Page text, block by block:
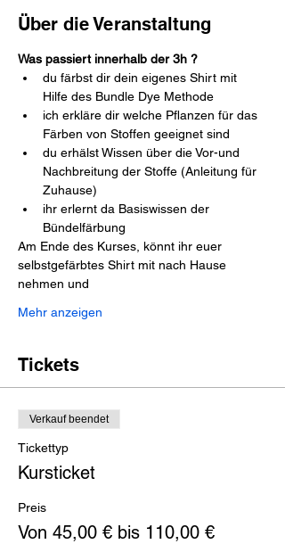
Über die Veranstaltung
Was passiert innerhalb der 3h ?
du färbst dir dein eigenes Shirt mit
Hilfe des Bundle Dye Methode
ich erkläre dir welche Pflanzen für das
Färben von Stoffen geeignet sind
du erhälst Wissen über die Vor-und
Nachbreitung der Stoffe (Anleitung für
Zuhause)
ihr erlernt da Basiswissen der
Bündelfärbung
Am Ende des Kurses, könnt ihr euer
selbstgefärbtes Shirt mit nach Hause
nehmen und
Mehr anzeigen
Tickets
Verkauf beendet
Tickettyp
Kursticket
Preis
Von 45,00 € bis 110,00 €